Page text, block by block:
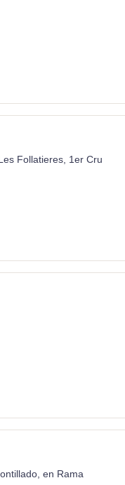
Follatieres, 1er Cru
en Rama